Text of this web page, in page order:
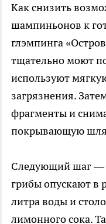
Как снизить
шампиньонов к
глэмпинга
тщательно моют
используют
загрязнения.
фрагменты и
покрывающую
Следующий шаг —
грибы опускают в
литра воды и
лимонного сока.